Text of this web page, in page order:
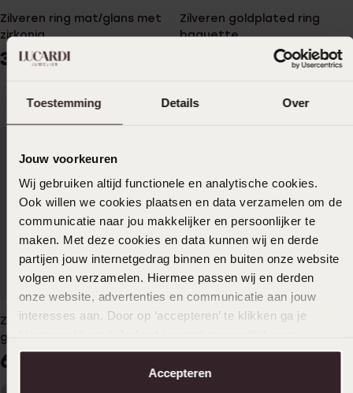
Toestemming Details Over
Jouw voorkeuren
Wij gebruiken altijd functionele en analytische cookies.
Ook willen we cookies plaatsen en data verzamelen om de
communicatie naar jou makkelijker en persoonlijker te
maken. Met deze cookies en data kunnen wij en derde
partijen jouw internetgedrag binnen en buiten onze website
volgen en verzamelen. Hiermee passen wij en derden
onze website, advertenties en communicatie aan jouw
interesses aan. Door op ‘accepteren’ te klikken ga je
aanpassen. Lees er meer over in onscookiebeleid.
Accepteren
Zilveren ring mat/glans met
zirkonia
3999
Zilveren goldplated ring
baguette
Zilveren 18 karaat
goldplated ring met zirkonia
69
Zilveren ring met zirkonia
29
Bestseller